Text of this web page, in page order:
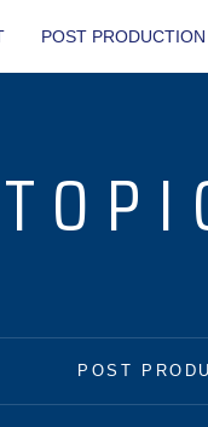
POST PRODUCTION
POST